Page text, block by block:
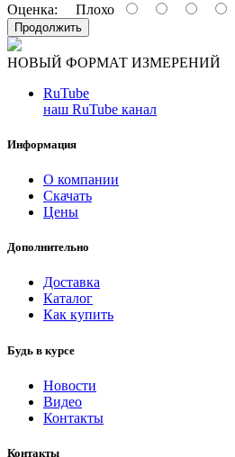
Оценка: Плохо
Продолжить
НОВЫЙ ФОРМАТ ИЗМЕРЕНИЙ
RuTube
наш RuTube канал
Информация
О компании
Скачать
Цены
Дополнительно
Доставка
Каталог
Как купить
Будь в курсе
Новости
Видео
Контакты
Контакты